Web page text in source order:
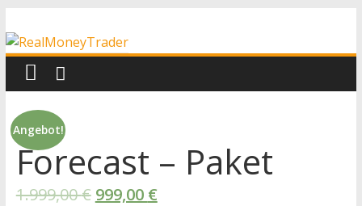
Inhalt
springen
RealMoneyTrader
Echtgeld-
Trading
Angebot!
Forecast – Paket
1.999,00€ 999,00 €